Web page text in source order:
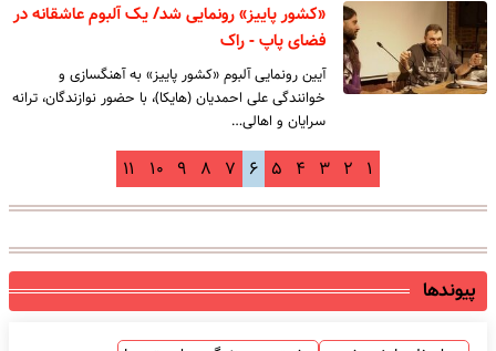
«کشور پاییز» رونمایی شد/ یک آلبوم عاشقانه در
فضای پاپ - راک
آیین رونمایی آلبوم «کشور پاییز» به آهنگسازی و
خوانندگی علی احمدیان (هایکا)، با حضور نوازندگان، ترانه
سرایان و اهالی…
۱ ۲ ۳ ۴ ۵ ۶ ۷ ۸ ۹ ۱۰ ۱۱
پیوندها